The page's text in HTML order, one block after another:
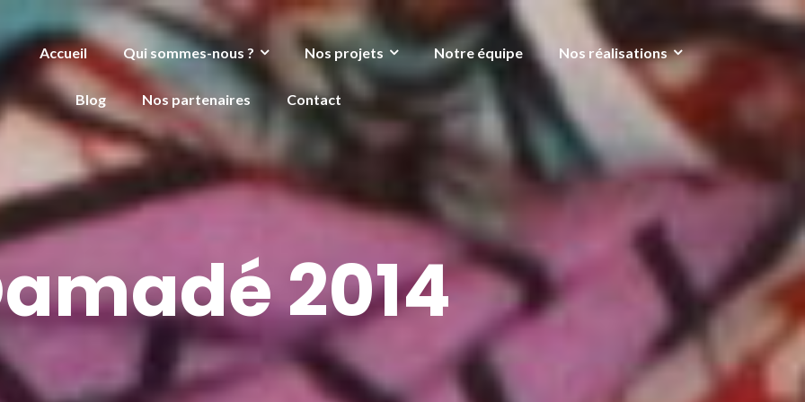
Accueil Qui sommes-nous ? Nos projets Notre équipe Nos réalisations
Blog Nos partenaires Contact
2014